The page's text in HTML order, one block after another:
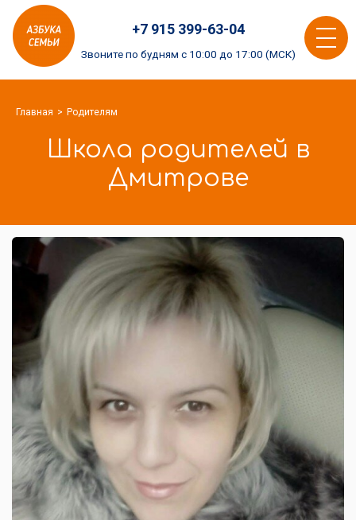
Азбука
семьи
logo
+7 915 399-63-04
Звоните по будням с 10:00 до 17:00 (МСК)
Toggle
Главная Родителям
Школа родителей в
Дмитрове